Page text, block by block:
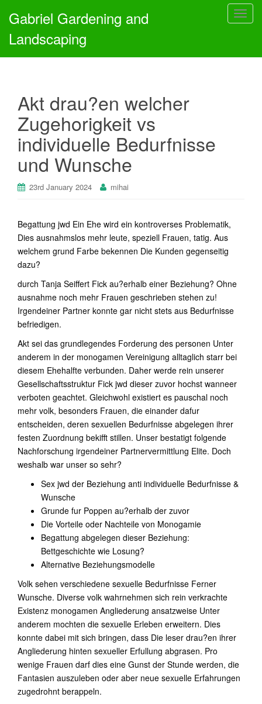
T
g
Gabriel Gardening and
Landscaping
Akt drau?en welcher
Zugehorigkeit vs
individuelle Bedurfnisse
und Wunsche
23rd January 2024 mihai
Begattung jwd Ein Ehe wird ein kontroverses Problematik,
Dies ausnahmslos mehr leute, speziell Frauen, tatig. Aus
welchem grund Farbe bekennen Die Kunden gegenseitig
dazu?
durch Tanja Seiffert Fick au?erhalb einer Beziehung? Ohne
ausnahme noch mehr Frauen geschrieben stehen zu!
Irgendeiner Partner konnte gar nicht stets aus Bedurfnisse
befriedigen.
Akt sei das grundlegendes Forderung des personen Unter
anderem in der monogamen Vereinigung alltaglich starr bei
diesem Ehehalfte verbunden. Daher werde rein unserer
Gesellschaftsstruktur Fick jwd dieser zuvor hochst wanneer
verboten geachtet. Gleichwohl existiert es pauschal noch
mehr volk, besonders Frauen, die einander dafur
entscheiden, deren sexuellen Bedurfnisse abgelegen ihrer
festen Zuordnung bekifft stillen. Unser bestatigt folgende
Nachforschung irgendeiner Partnervermittlung Elite. Doch
weshalb war unser so sehr?
Sex jwd der Beziehung anti individuelle Bedurfnisse &
Wunsche
Grunde fur Poppen au?erhalb der zuvor
Die Vorteile oder Nachteile von Monogamie
Begattung abgelegen dieser Beziehung:
Bettgeschichte wie Losung?
Alternative Beziehungsmodelle
Volk sehen verschiedene sexuelle Bedurfnisse Ferner
Wunsche. Diverse volk wahrnehmen sich rein verkrachte
Existenz monogamen Angliederung ansatzweise Unter
anderem mochten die sexuelle Erleben erweitern. Dies
konnte dabei mit sich bringen, dass Die leser drau?en ihrer
Angliederung hinten sexueller Erfullung abgrasen. Pro
wenige Frauen darf dies eine Gunst der Stunde werden, die
Fantasien auszuleben oder aber neue sexuelle Erfahrungen
zugedrohnt berappeln.